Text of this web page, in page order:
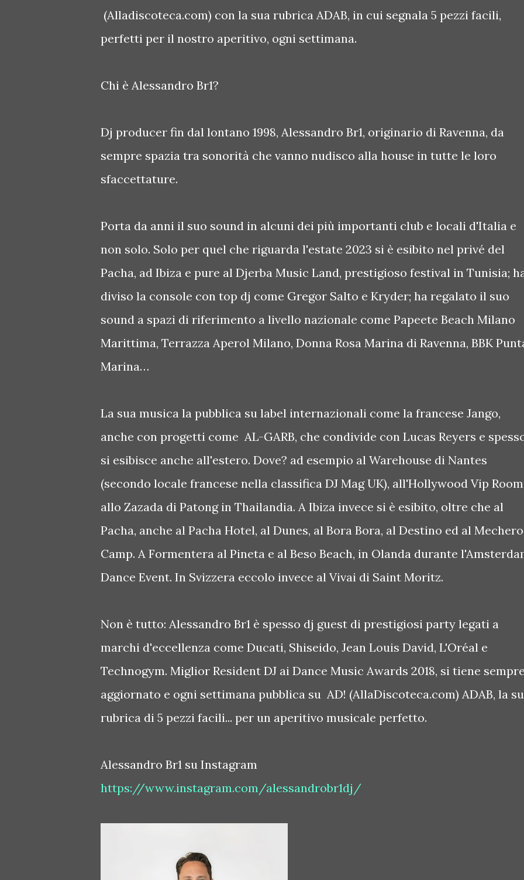
(Alladiscoteca.com) con la sua rubrica ADAB, in cui segnala 5 pezzi facili,
perfetti per il nostro aperitivo, ogni settimana.
Chi è Alessandro Br1?
Dj producer fin dal lontano 1998, Alessandro Br1, originario di Ravenna, da
sempre spazia tra sonorità che vanno nudisco alla house in tutte le loro
sfaccettature.
Porta da anni il suo sound in alcuni dei più importanti club e locali d'Italia e
non solo. Solo per quel che riguarda l'estate 2023 si è esibito nel privé del
Pacha, ad Ibiza e pure al Djerba Music Land, prestigioso festival in Tunisia;
diviso la console con top dj come Gregor Salto e Kryder; ha regalato il suo
sound a spazi di riferimento a livello nazionale come Papeete Beach Milano
Marittima, Terrazza Aperol Milano, Donna Rosa Marina di Ravenna, BBK
Marina…
La sua musica la pubblica su label internazionali come la francese Jango,
anche con progetti come AL-GARB, che condivide con Lucas Reyers e
si esibisce anche all'estero. Dove? ad esempio al Warehouse di Nantes
(secondo locale francese nella classifica DJ Mag UK), all'Hollywood Vip
allo Zazada di Patong in Thailandia. A Ibiza invece si è esibito, oltre che al
Pacha, anche al Pacha Hotel, al Dunes, al Bora Bora, al Destino ed al Mechero
Camp. A Formentera al Pineta e al Beso Beach, in Olanda durante
Dance Event. In Svizzera eccolo invece al Vivai di Saint Moritz.
Non è tutto: Alessandro Br1 è spesso dj guest di prestigiosi party legati a
marchi d'eccellenza come Ducati, Shiseido, Jean Louis David, L'Oréal e
Technogym. Miglior Resident DJ ai Dance Music Awards 2018, si tiene
aggiornato e ogni settimana pubblica su AD! (AllaDiscoteca.com) ADAB, la
rubrica di 5 pezzi facili... per un aperitivo musicale perfetto.
Alessandro Br1 su Instagram
https://www.instagram.com/alessandrobr1dj/